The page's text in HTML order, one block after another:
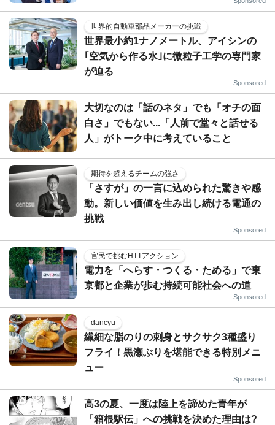
世界的自動車部品メーカーの挑戦
世界最小約1ナノメートル、アイシンの
｢空気から作る水｣に微粒子工学の専門家
が迫る
Sponsored
大切なのは「話のネタ」でも「オチの面
白さ」でもない...「人前で堂々と話せる
人」がトーク中に考えていること
期待を超えるチームの強さ
「さすが」の一言に込められた驚きや感
動。新しい価値を生み出し続ける電通の
挑戦
Sponsored
官民で挑むHTTアクション
電力を「へらす・つくる・ためる」で東
京都と企業が歩む持続可能社会への道
Sponsored
dancyu
繊細な脂のりの刺身とサクサク3種盛り
フライ！黒瀬ぶりを堪能できる特別メニ
ュー
Sponsored
高3の夏、一度は陸上を諦めた青年が
「箱根駅伝」への挑戦を決めた理由は?